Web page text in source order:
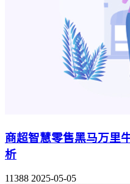
商超智慧零售黑马万里
析
11388 2025-05-05